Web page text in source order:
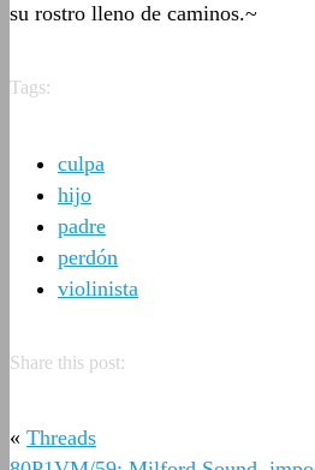
su rostro lleno de caminos.~
Tags:
culpa
hijo
padre
perdón
violinista
Share this post:
« Threads